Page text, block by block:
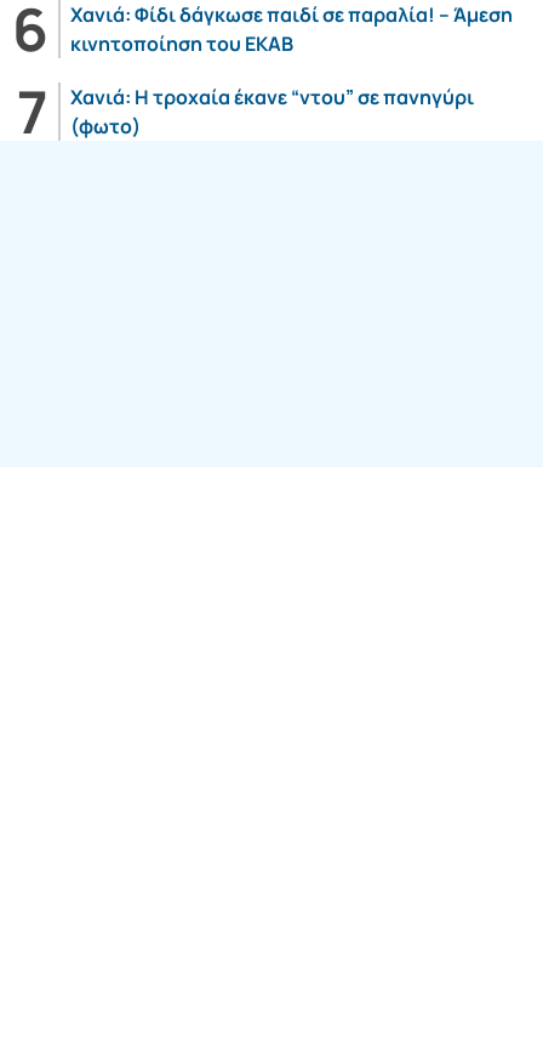
Χανιά: Φίδι δάγκωσε παιδί σε παραλία! – Άμεση
κινητοποίηση του ΕΚΑΒ
Χανιά: Η τροχαία έκανε “ντου” σε πανηγύρι
(φωτο)